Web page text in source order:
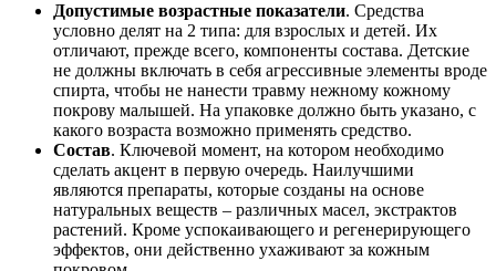
Допустимые возрастные показатели. Средства
условно делят на 2 типа: для взрослых и детей. Их
отличают, прежде всего, компоненты состава. Детские
не должны включать в себя агрессивные элементы вроде
спирта, чтобы не нанести травму нежному кожному
покрову малышей. На упаковке должно быть указано, с
какого возраста возможно применять средство.
Состав. Ключевой момент, на котором необходимо
сделать акцент в первую очередь. Наилучшими
являются препараты, которые созданы на основе
натуральных веществ – различных масел, экстрактов
растений. Кроме успокаивающего и регенерирующего
эффектов, они действенно ухаживают за кожным